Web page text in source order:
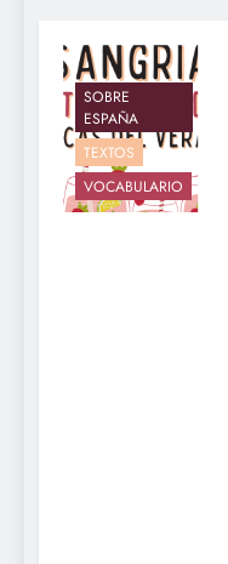
SOBRE
ESPAÑA
TEXTOS
VOCABULARIO